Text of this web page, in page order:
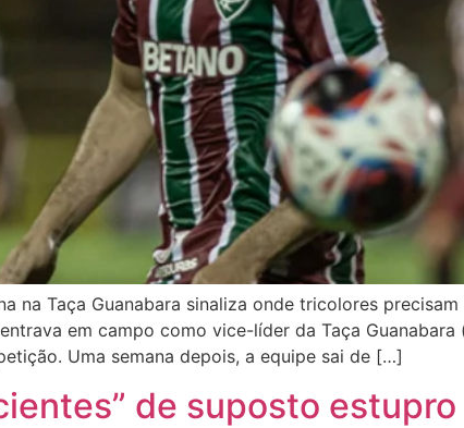
na Taça Guanabara sinaliza onde tricolores
em campo como vice-líder da Taça
Uma semana depois, a equipe sai de […]
de suposto